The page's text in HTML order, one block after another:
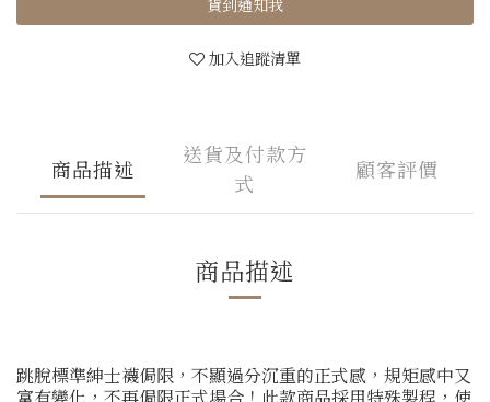
加入追蹤清單
商品描述
送貨及付款方
式
顧客評價
商品描述
跳脫標準紳士襪侷限，不顯過分沉重的正式感，規矩感中又